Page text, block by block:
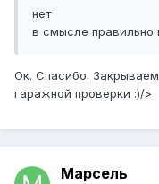
нет
в смысле правильно
Ок. Спасибо.
гаражной проверки :)/>
Марсель